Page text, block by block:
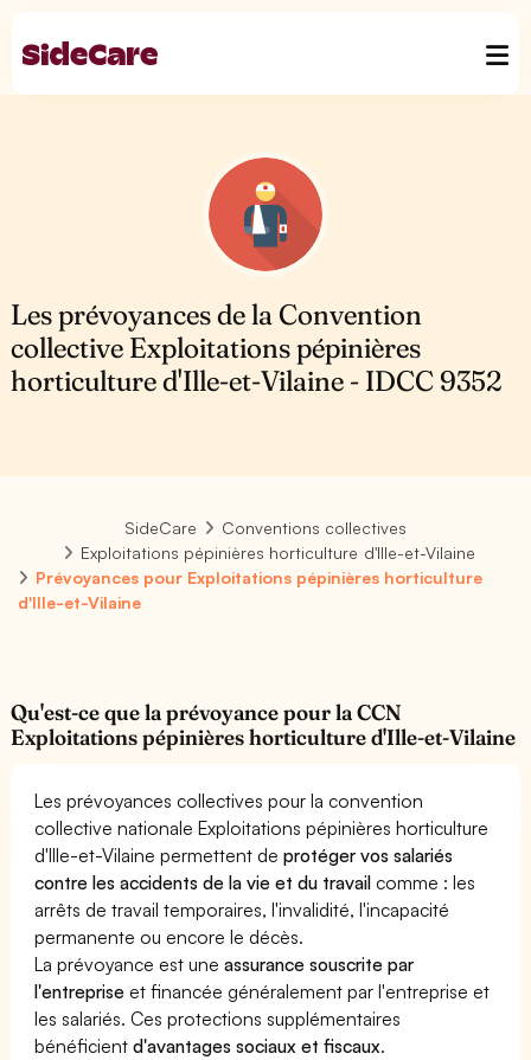
Les prévoyances de la Convention
collective Exploitations pépinières
horticulture d'Ille-et-Vilaine - IDCC 9352
SideCare
Conventions collectives
Exploitations pépinières horticulture d'Ille-et-Vilaine
Prévoyances pour Exploitations pépinières horticulture
d'Ille-et-Vilaine
Qu'est-ce que la prévoyance pour la CCN
Exploitations pépinières horticulture d'Ille-et-Vilaine
Les prévoyances collectives pour la convention
collective nationale Exploitations pépinières horticulture
d'Ille-et-Vilaine permettent deprotéger vos salariés
contre les accidents de la vie et du travail comme : les
arrêts de travail temporaires, l'invalidité, l'incapacité
permanente ou encore le décès.
La prévoyance est uneassurance souscrite par
l'entreprise et financée généralement par l'entreprise et
les salariés. Ces protections supplémentaires
bénéficientd'avantages sociaux et fiscaux.